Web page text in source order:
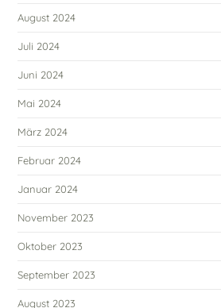
August 2024
Juli 2024
Juni 2024
Mai 2024
März 2024
Februar 2024
Januar 2024
November 2023
Oktober 2023
September 2023
August 2023